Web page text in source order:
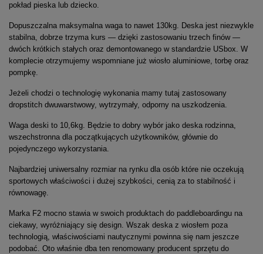
pokład pieska lub dziecko.
Dopuszczalna maksymalna waga to nawet 130kg. Deska jest niezwykle
stabilna, dobrze trzyma kurs — dzięki zastosowaniu trzech finów —
dwóch krótkich stałych oraz demontowanego w standardzie USbox. W
komplecie otrzymujemy wspomniane już wiosło aluminiowe, torbę oraz
pompkę.
Jeżeli chodzi o technologię wykonania mamy tutaj zastosowany
dropstitch dwuwarstwowy, wytrzymały, odporny na uszkodzenia.
Waga deski to 10,6kg. Będzie to dobry wybór jako deska rodzinna,
wszechstronna dla początkujących użytkowników, głównie do
pojedynczego wykorzystania.
Najbardziej uniwersalny rozmiar na rynku dla osób które nie oczekują
sportowych właściwości i dużej szybkości, cenią za to stabilność i
równowagę.
Marka F2 mocno stawia w swoich produktach do paddleboardingu na
ciekawy, wyróżniający się design. Wszak deska z wiosłem poza
technologią, właściwościami nautycznymi powinna się nam jeszcze
podobać. Oto właśnie dba ten renomowany producent sprzętu do